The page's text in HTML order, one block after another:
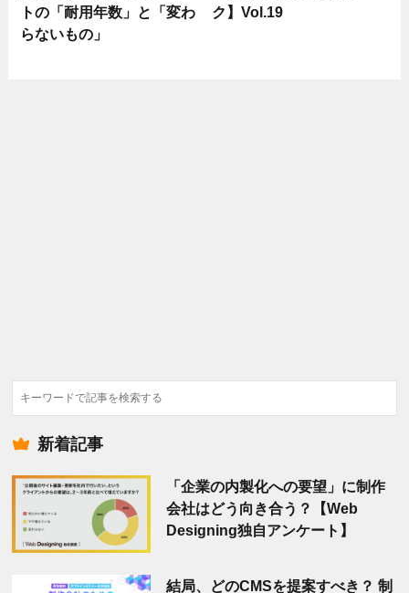
トの「耐用年数」と「変わ
らないもの」
ク】Vol.19
検
索
新着記事
「企業の内製化への要望」に制作
会社はどう向き合う？【Web
Designing独自アンケート】
結局、どのCMSを提案すべき？ 制